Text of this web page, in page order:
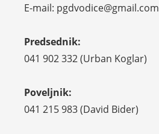
E-mail: pgdvodice@gmail.com
Predsednik:
041 902 332 (Urban Koglar)
Poveljnik:
041 215 983 (David Bider)